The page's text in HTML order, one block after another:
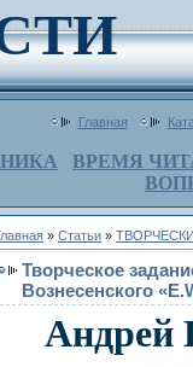
Главная
ВРЕМЯ
» Статьи »
Творческое
Вознесенского
Андрей